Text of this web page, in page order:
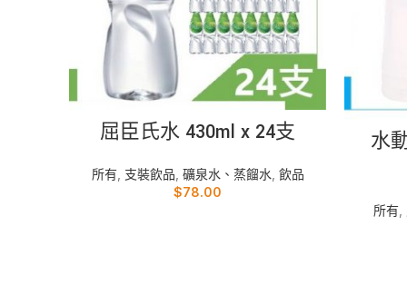
屈臣氏水 430ml x 24支
所有, 支裝飲品 礦泉水、蒸餾水 飲品
$78.00
水
所有,